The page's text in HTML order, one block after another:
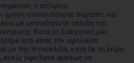
ή απόψεις
χρήση οποιουδήποτε σήματος, και
με οποιαδήποτε σελίδα της
Κατά τη διακριτική μας
από εσάς την αφαίρεση
με την Ιστοσελίδα, κατά δε τη λήψη
εσείς οφείλετε αμέσως να